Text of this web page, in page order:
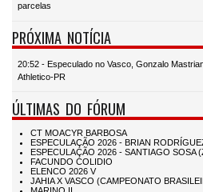
parcelas
PRÓXIMA NOTÍCIA
20:52 - Especulado no Vasco, Gonzalo
Athletico-PR
ÚLTIMAS DO FÓRUM